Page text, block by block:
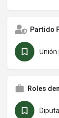
Partido
Unión
Roles